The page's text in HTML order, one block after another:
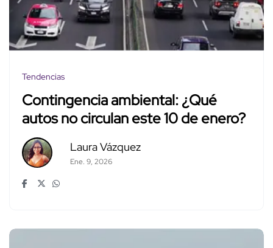
Tendencias
Contingencia ambiental: ¿Qué
autos no circulan este 10 de enero?
Laura Vázquez
Ene. 9, 2026